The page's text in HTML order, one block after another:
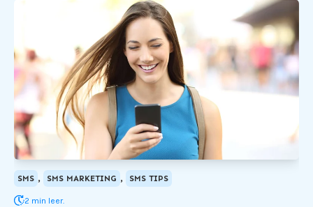
SMS , SMS MARKETING , SMS TIPS
2 min leer.